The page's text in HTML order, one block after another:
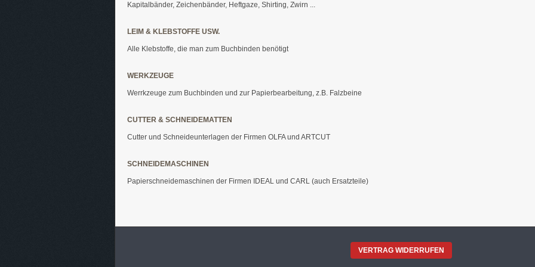
Kapitalbänder, Zeichenbänder, Heftgaze, Shirting, Zwirn ...
LEIM & KLEBSTOFFE USW.
Alle Klebstoffe, die man zum Buchbinden benötigt
WERKZEUGE
Werrkzeuge zum Buchbinden und zur Papierbearbeitung, z.B. Falzbeine
CUTTER & SCHNEIDEMATTEN
Cutter und Schneideunterlagen der Firmen OLFA und ARTCUT
SCHNEIDEMASCHINEN
Papierschneidemaschinen der Firmen IDEAL und CARL (auch Ersatzteile)
VERTRAG WIDERRUFEN